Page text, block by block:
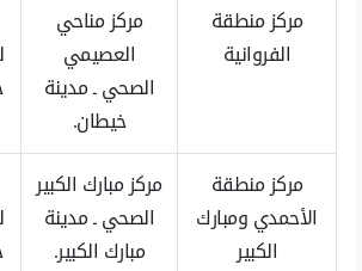
مركز منطقة
الفروانية
مركز مناحي
العصيمي
الصحي ـ مدينة
خيطان.
مركز منطقة
الأحمدي ومبارك
الكبير
مركز مبارك الكبير
الصحي ـ مدينة
مبارك الكبير.